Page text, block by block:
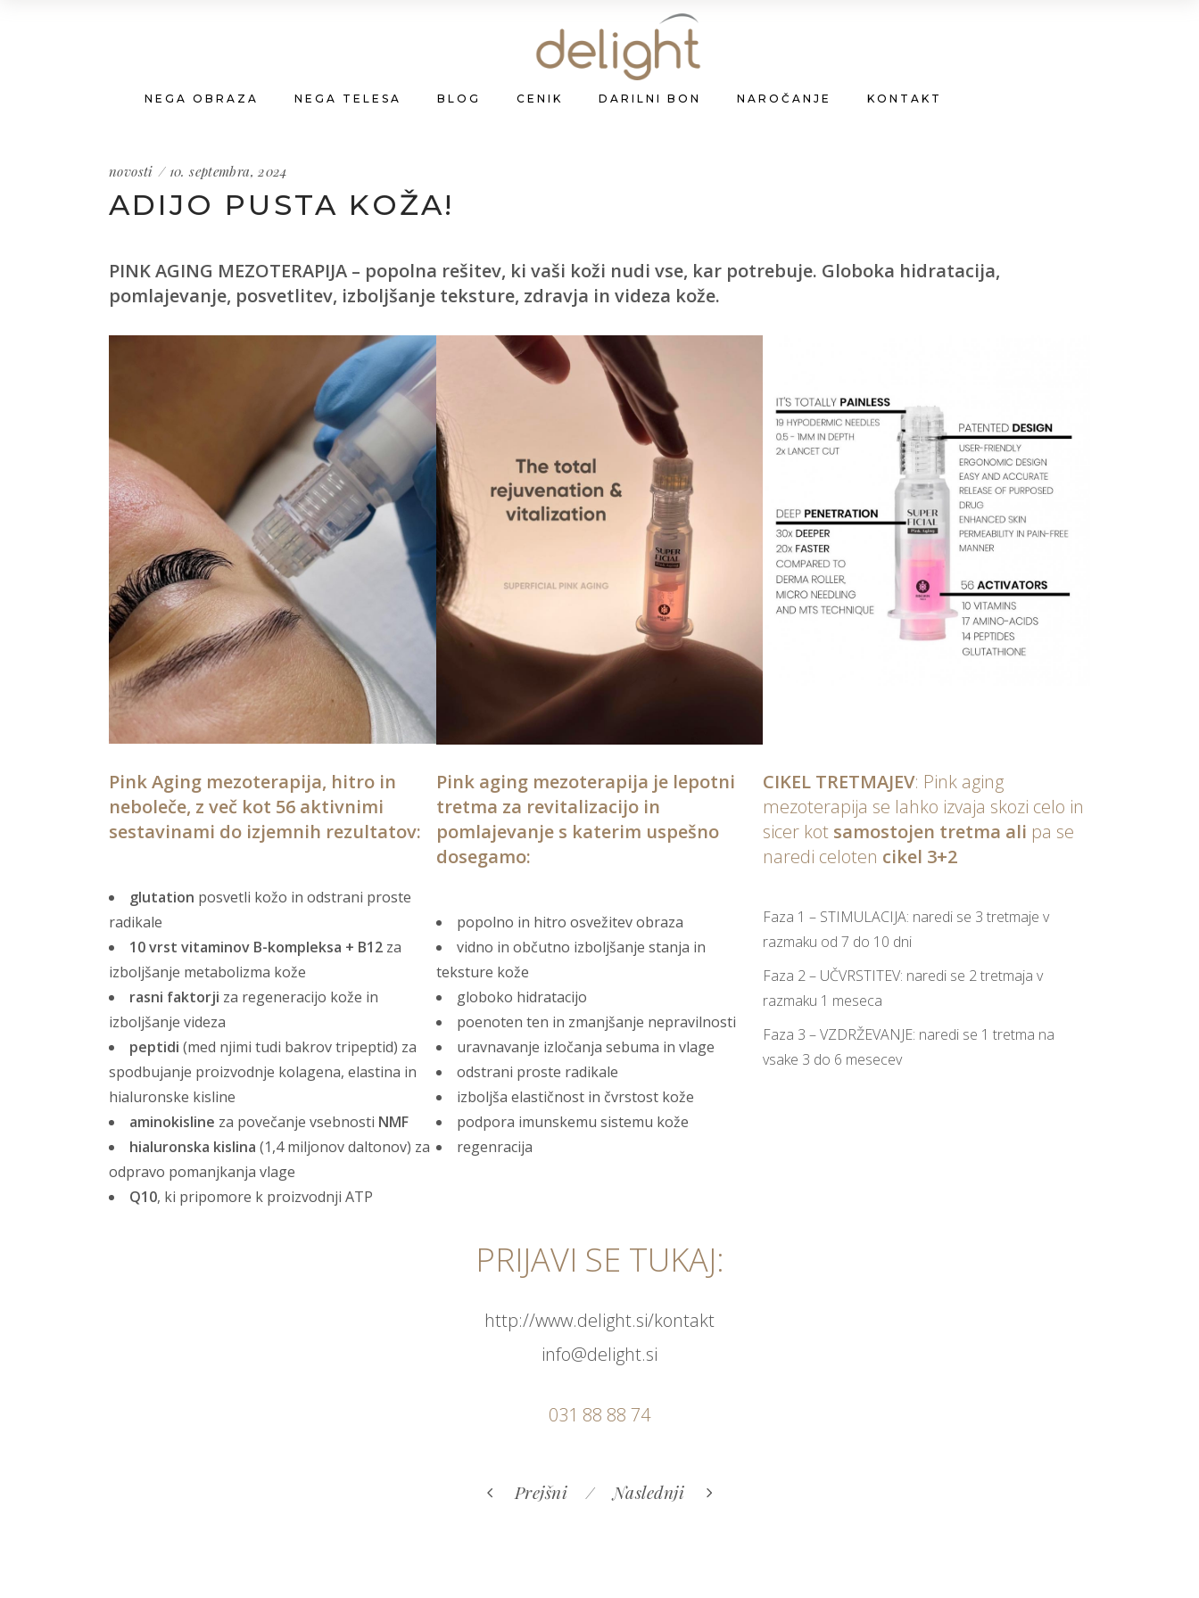
NEGA OBRAZA NEGA TELESA BLOG CENIK DARILNI BON NAROČANJE KONTAKT
novosti 10. septembra, 2024
ADIJO PUSTA KOŽA!
PINK AGING MEZOTERAPIJA – popolna rešitev, ki vaši koži nudi vse, kar potrebuje. Globoka hidratacija,
pomlajevanje, posvetlitev, izboljšanje teksture, zdravja in videza kože.
Pink Aging mezoterapija, hitro in
neboleče, z več kot 56 aktivnimi
sestavinami do izjemnih rezultatov:
glutation posvetli kožo in odstrani proste
radikale
10 vrst vitaminov B-kompleksa + B12 za
izboljšanje metabolizma kože
rasni faktorji za regeneracijo kože in
izboljšanje videza
peptidi (med njimi tudi bakrov tripeptid) za
spodbujanje proizvodnje kolagena, elastina in
hialuronske kisline
aminokisline za povečanje vsebnosti NMF
hialuronska kislina (1,4 miljonov daltonov) za
odpravo pomanjkanja vlage
Q10, ki pripomore k proizvodnji ATP
Pink aging mezoterapija je lepotni
tretma za revitalizacijo in
pomlajevanje s katerim uspešno
dosegamo:
popolno in hitro osvežitev obraza
vidno in občutno izboljšanje stanja in
teksture kože
globoko hidratacijo
poenoten ten in zmanjšanje nepravilnosti
uravnavanje izločanja sebuma in vlage
odstrani proste radikale
izboljša elastičnost in čvrstost kože
podpora imunskemu sistemu kože
regenracija
CIKEL TRETMAJEV: Pink aging
mezoterapija se lahko izvaja skozi celo in
sicer kot samostojen tretma ali pa se
naredi celoten cikel 3+2
Faza 1 – STIMULACIJA: naredi se 3 tretmaje v
razmaku od 7 do 10 dni
Faza 2 – UČVRSTITEV: naredi se 2 tretmaja v
razmaku 1 meseca
Faza 3 – VZDRŽEVANJE: naredi se 1 tretma na
vsake 3 do 6 mesecev
PRIJAVI SE TUKAJ:
http://www.delight.si/kontakt
info@delight.si
031 88 88 74
Prejšni Naslednji